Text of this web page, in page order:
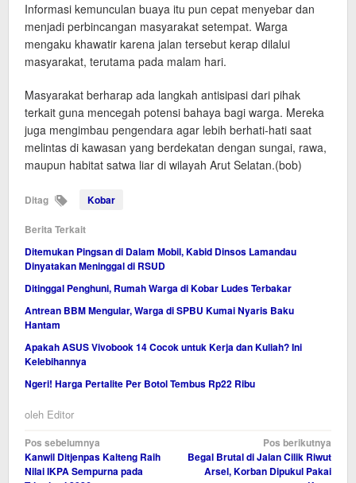
Informasi kemunculan buaya itu pun cepat menyebar dan
menjadi perbincangan masyarakat setempat. Warga
mengaku khawatir karena jalan tersebut kerap dilalui
masyarakat, terutama pada malam hari.
Masyarakat berharap ada langkah antisipasi dari pihak
terkait guna mencegah potensi bahaya bagi warga. Mereka
juga mengimbau pengendara agar lebih berhati-hati saat
melintas di kawasan yang berdekatan dengan sungai, rawa,
maupun habitat satwa liar di wilayah Arut Selatan.(bob)
Ditag Kobar
Berita Terkait
Ditemukan Pingsan di Dalam Mobil, Kabid Dinsos Lamandau
Dinyatakan Meninggal di RSUD
Ditinggal Penghuni, Rumah Warga di Kobar Ludes Terbakar
Antrean BBM Mengular, Warga di SPBU Kumai Nyaris Baku
Hantam
Apakah ASUS Vivobook 14 Cocok untuk Kerja dan Kuliah? Ini
Kelebihannya
Ngeri! Harga Pertalite Per Botol Tembus Rp22 Ribu
oleh Editor
Navigasi
pos
Pos sebelumnya
Kanwil Ditjenpas Kalteng Raih
Nilai IKPA Sempurna pada
Pos berikutnya
Begal Brutal di Jalan Cilik Riwut
Arsel, Korban Dipukul Pakai